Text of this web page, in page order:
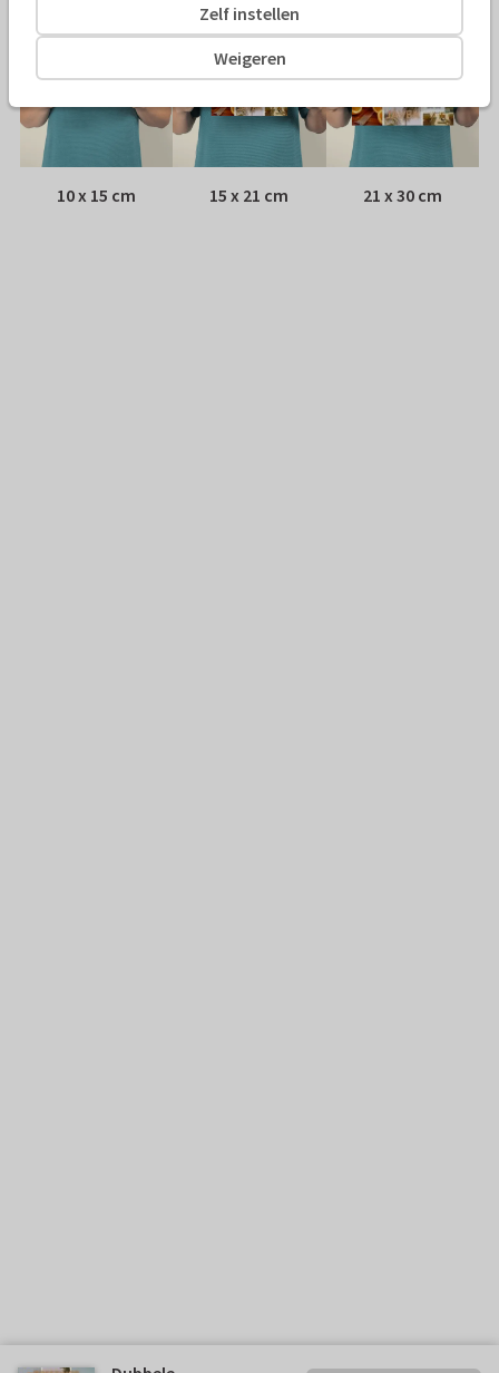
10 x 15 cm 15 x 21 cm 21 x 30 cm
Weigeren
Zelf instellen